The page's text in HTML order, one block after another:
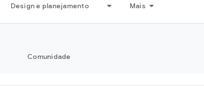
Design e planejamento Mais
Comunidade